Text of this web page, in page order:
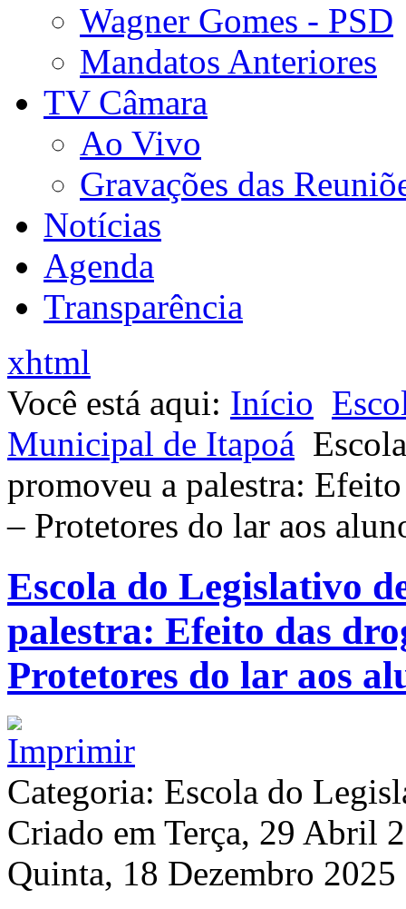
Wagner Gomes - PSD
Mandatos Anteriores
TV Câmara
Ao Vivo
Gravações das
Notícias
Agenda
Transparência
xhtml
Você está aqui: Início
Municipal de Itapoá
promoveu a palestra:
– Protetores do lar aos
Escola do Legislativo
palestra: Efeito das
Protetores do lar aos
Categoria: Escola do
Criado em Terça, 29 Abril
Quinta, 18 Dezembro 2025